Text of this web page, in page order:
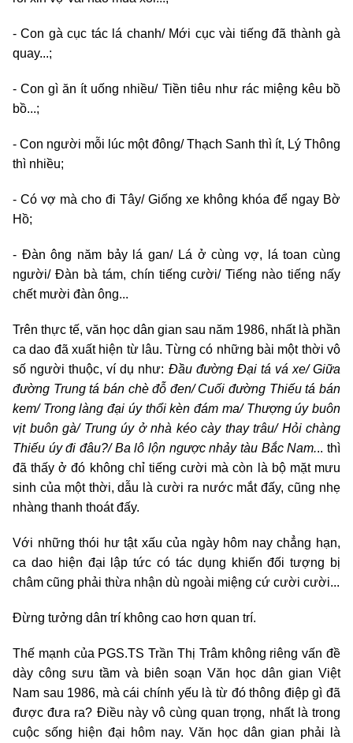
- Con gà cục tác lá chanh/ Mới cục vài tiếng đã thành gà
quay...;
- Con gì ăn ít uống nhiều/ Tiền tiêu như rác miệng kêu bồ
bồ...;
- Con người mỗi lúc một đông/ Thạch Sanh thì ít, Lý Thông
thì nhiều;
- Có vợ mà cho đi Tây/ Giống xe không khóa để ngay Bờ
Hồ;
- Đàn ông năm bảy lá gan/ Lá ở cùng vợ, lá toan cùng
người/ Đàn bà tám, chín tiếng cười/ Tiếng nào tiếng nấy
chết mười đàn ông...
Trên thực tế, văn học dân gian sau năm 1986, nhất là phần
ca dao đã xuất hiện từ lâu. Từng có những bài một thời vô
số người thuộc, ví dụ như: Đầu đường Đại tá vá xe/ Giữa
đường Trung tá bán chè đỗ đen/ Cuối đường Thiếu tá bán
kem/ Trong làng đại úy thổi kèn đám ma/ Thượng úy buôn
vịt buôn gà/ Trung úy ở nhà kéo cày thay trâu/ Hỏi chàng
Thiếu úy đi đâu?/ Ba lô lộn ngược nhảy tàu Bắc Nam... thì
đã thấy ở đó không chỉ tiếng cười mà còn là bộ mặt mưu
sinh của một thời, dẫu là cười ra nước mắt đấy, cũng nhẹ
nhàng thanh thoát đấy.
Với những thói hư tật xấu của ngày hôm nay chẳng hạn,
ca dao hiện đại lập tức có tác dụng khiến đối tượng bị
châm cũng phải thừa nhận dù ngoài miệng cứ cười cười...
Đừng tưởng dân trí không cao hơn quan trí.
Thế mạnh của PGS.TS Trần Thị Trâm không riêng vấn đề
dày công sưu tầm và biên soạn Văn học dân gian Việt
Nam sau 1986, mà cái chính yếu là từ đó thông điệp gì đã
được đưa ra? Điều này vô cùng quan trọng, nhất là trong
cuộc sống hiện đại hôm nay. Văn học dân gian phải là